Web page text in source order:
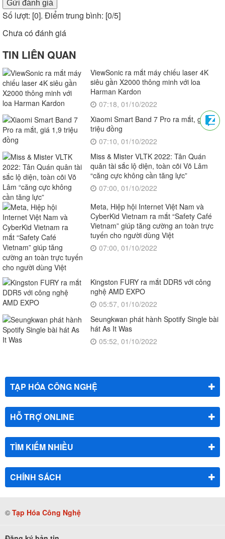
Gửi đánh giá
Số lượt: [0]. Điểm trung bình: [0/5]
Chưa có đánh giá
TIN LIÊN QUAN
ViewSonic ra mắt máy chiếu laser 4K
siêu gần X2000 thông minh với loa
Harman Kardon
07:18, 01/10/2022
Xiaomi Smart Band 7 Pro ra mắt, giá 1,9
triệu đồng
07:10, 01/10/2022
Miss & Mister VLTK 2022: Tân Quán
quân tài sắc lộ diện, toàn cõi Võ Lâm
“căng cực không cần tăng lực”
07:00, 01/10/2022
Meta, Hiệp hội Internet Việt Nam và
CyberKid Vietnam ra mắt “Safety Café
Vietnam” giúp tăng cường an toàn trực
tuyến cho người dùng Việt
07:00, 01/10/2022
Kingston FURY ra mắt DDR5 với công
nghệ AMD EXPO
05:57, 01/10/2022
Seungkwan phát hành Spotify Single bài
hát As It Was
05:52, 01/10/2022
TẠP HÓA CÔNG NGHỆ
HỖ TRỢ ONLINE
TÌM KIẾM NHIỀU
CHÍNH SÁCH
© Tạp Hóa Công Nghệ